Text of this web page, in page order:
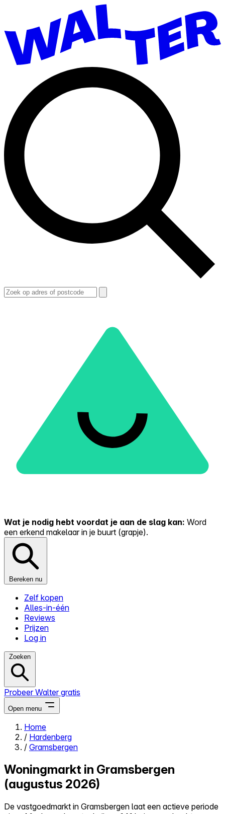
Wat je nodig hebt voordat je aan de slag kan: Word
een erkend makelaar in je buurt (grapje).
Bereken nu
Zelf kopen
Alles-in-één
Reviews
Prijzen
Log in
Zoeken
Probeer Walter gratis
Open menu
Close menu
Alles-in-één
Home
/ Hardenberg
/ Gramsbergen
Woningmarkt in Gramsbergen
(augustus 2026)
De vastgoedmarkt in Gramsbergen laat een actieve periode